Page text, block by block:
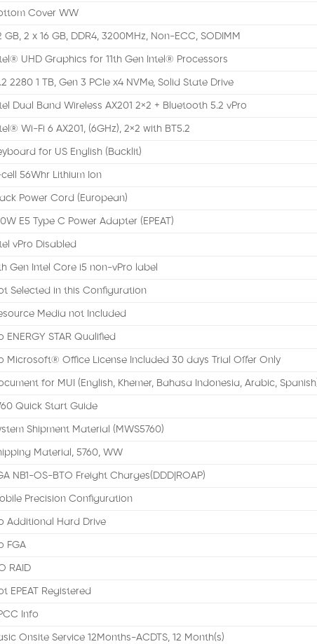
Cover WW
GB, 2 x 16 GB, DDR4, 3200MHz, Non-ECC, SODIMM
UHD Graphics for 11th Gen Intel® Processors
2280 1 TB, Gen 3 PCIe x4 NVMe, Solid State Drive
Dual Band Wireless AX201 2×2 + Bluetooth 5.2 vPro
Wi-Fi 6 AX201, (6GHz), 2×2 with BT5.2
for US English (Backlit)
56Whr Lithium Ion
Power Cord (European)
E5 Type C Power Adapter (EPEAT)
vPro Disabled
Gen Intel Core i5 non-vPro label
Selected in this Configuration
Media not Included
ENERGY STAR Qualified
Microsoft® Office License Included 30 days Trial Offer Only
for MUI (English, Khemer, Bahasa Indonesia, Arabic,
Quick Start Guide
Shipment Material (MWS5760)
Material, 5760, WW
NB1-OS-BTO Freight Charges(DDD|ROAP)
Precision Configuration
Additional Hard Drive
FGA
RAID
EPEAT Registered
Info
Onsite Service 12Months-ACDTS, 12 Month(s)